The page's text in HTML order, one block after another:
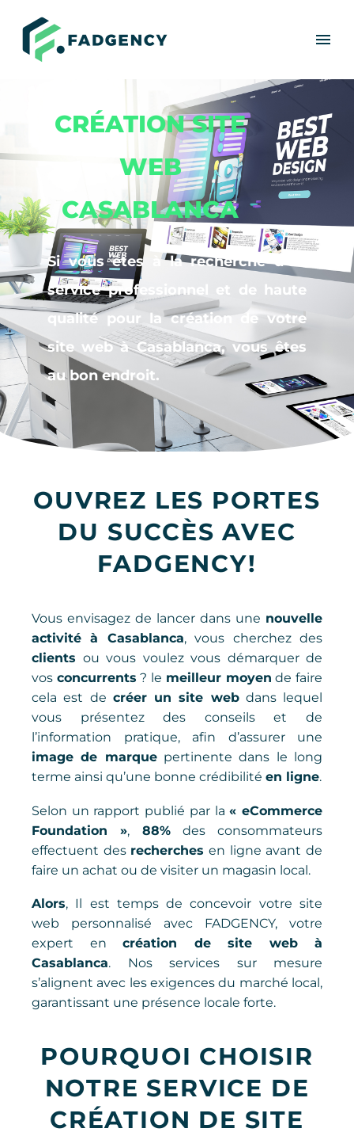
CRÉATION SITE
WEB
CASABLANCA
Si vous êtes à la recherche d’un
service professionnel et de haute
qualité pour la création de votre
site web à Casablanca, vous êtes
au bon endroit.
OUVREZ LES PORTES
DU SUCCÈS AVEC
FADGENCY!
Vous envisagez de lancer dans une nouvelle
activité à Casablanca, vous cherchez des
clients ou vous voulez vous démarquer de
vos concurrents ? le meilleur moyen de faire
cela est de créer un site webdans lequel
vous présentez des conseils et de
l’information pratique, afin d’assurer une
image de marquepertinente dans le long
terme ainsi qu’une bonne crédibilité en ligne.
Selon un rapport publié par la« eCommerce
Foundation », 88%des consommateurs
effectuent des recherches en ligne avant de
faire un achat ou de visiter un magasin local.
Alors, Il est temps de concevoir votre site
web personnalisé avec FADGENCY, votre
expert en création de site web à
Casablanca. Nos services sur mesure
s’alignent avec les exigences du marché local,
garantissant une présence locale forte.
POURQUOI CHOISIR
NOTRE SERVICE DE
CRÉATION DE SITE